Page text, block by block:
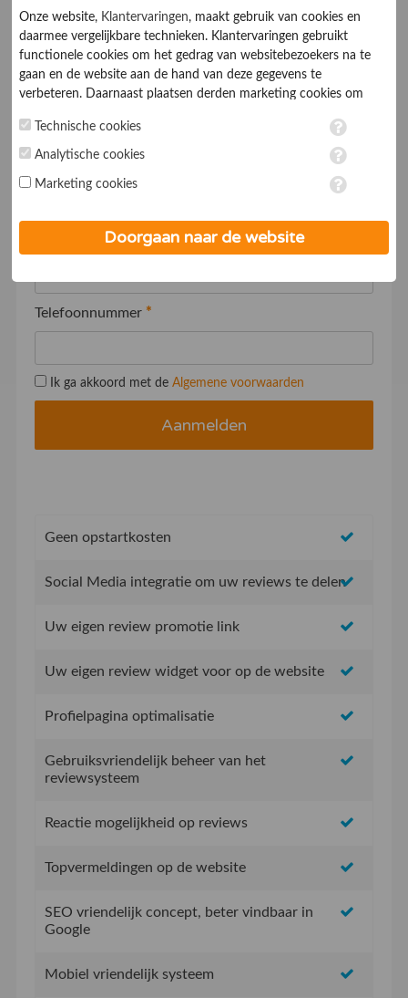
potentiële nieuwe klanten.
Uw gegevens
Naam*
E-mailadres*
Telefoonnummer *
Ik ga akkoord met de Algemene voorwaarden
Geen opstartkosten
Social Media integratie om uw reviews te delen
Uw eigen review promotie link
Uw eigen review widget voor op de website
Profielpagina optimalisatie
Gebruiksvriendelijk beheer van het
reviewsysteem
Reactie mogelijkheid op reviews
Topvermeldingen op de website
SEO vriendelijk concept, beter vindbaar in
Google
Mobiel vriendelijk systeem
Onze website, Klantervaringen, maakt gebruik van cookies en
daarmee vergelijkbare technieken. Klantervaringen gebruikt
functionele cookies om het gedrag van websitebezoekers na te
gaan en de website aan de hand van deze gegevens te
verbeteren. Daarnaast plaatsen derden marketing cookies om
marketing cookies worden persoonsgegevens verwerkt. Je geeft
toestemming voor deze verwerking wanneer je hieronder een
op ieder moment aanpassen in de
. Lees voor meer
Technische cookies
Analytische cookies
Marketing cookies
Doorgaan naar de website